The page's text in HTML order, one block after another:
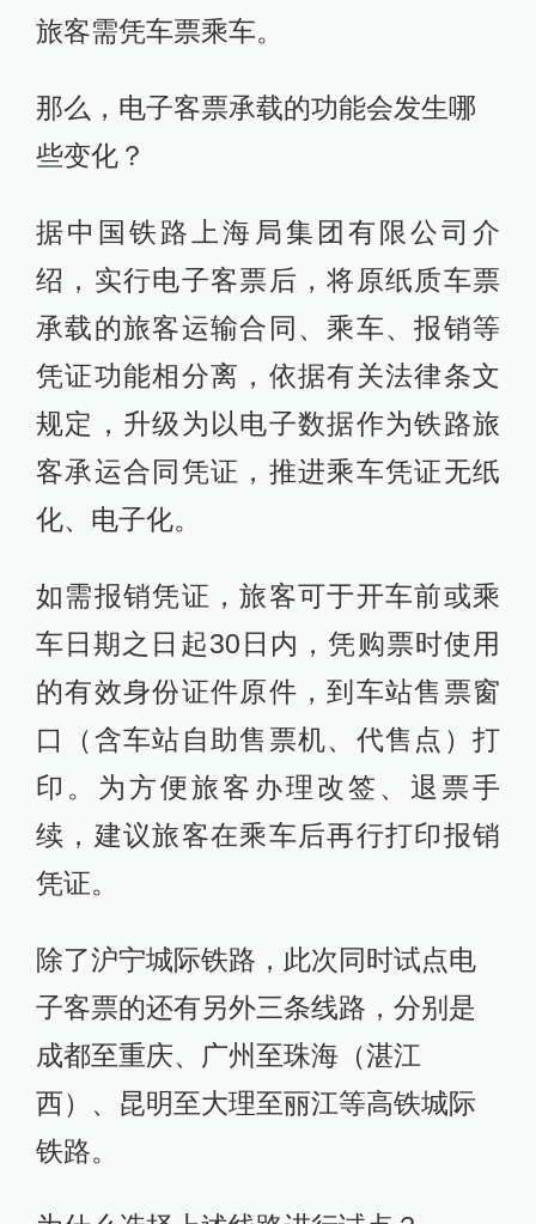
旅客需凭车票乘车。
那么，电子客票承载的功能会发生哪
些变化？
据中国铁路上海局集团有限公司介
绍，实行电子客票后，将原纸质车票
承载的旅客运输合同、乘车、报销等
凭证功能相分离，依据有关法律条文
规定，升级为以电子数据作为铁路旅
客承运合同凭证，推进乘车凭证无纸
化、电子化。
如需报销凭证，旅客可于开车前或乘
车日期之日起30日内，凭购票时使用
的有效身份证件原件，到车站售票窗
口（含车站自助售票机、代售点）打
印。为方便旅客办理改签、退票手
续，建议旅客在乘车后再行打印报销
凭证。
除了沪宁城际铁路，此次同时试点电
子客票的还有另外三条线路，分别是
成都至重庆、广州至珠海（湛江
西）、昆明至大理至丽江等高铁城际
铁路。